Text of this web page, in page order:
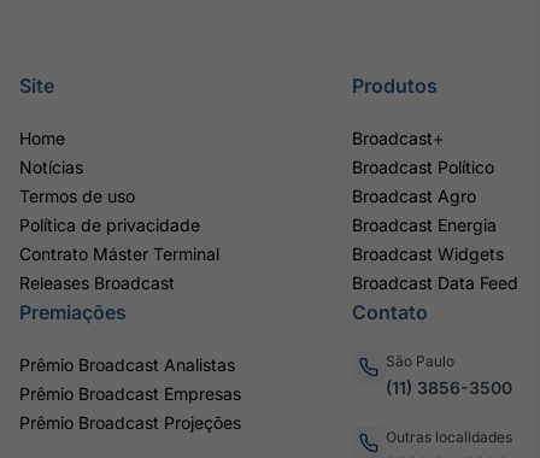
Site
Home
Notícias
Termos de uso
Política de privacidade
Contrato Máster Terminal
Releases Broadcast
Produtos
Broadcast+
Broadcast Político
Broadcast Agro
Broadcast Energia
Broadcast Widgets
Broadcast Data Feed
Premiações
Prêmio Broadcast Analistas
Prêmio Broadcast Empresas
Prêmio Broadcast Projeções
Contato
São Paulo
(11) 3856-3500
Outras localidades